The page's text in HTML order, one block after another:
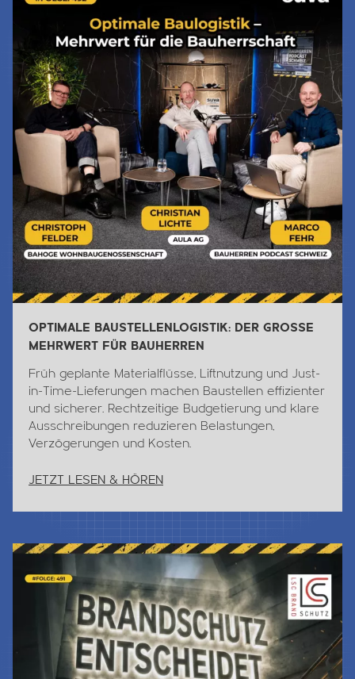
OPTIMALE BAUSTELLENLOGISTIK: DER GROSSE
MEHRWERT FÜR BAUHERREN
Früh geplante Materialflüsse, Liftnutzung und Just-
in-Time-Lieferungen machen Baustellen effizienter
und sicherer. Rechtzeitige Budgetierung und klare
Ausschreibungen reduzieren Belastungen,
Verzögerungen und Kosten.
JETZT LESEN & HÖREN
Jetzt Lesen & Hören